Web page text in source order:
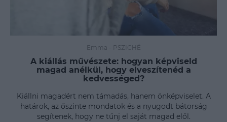
Emma - PSZICHÉ
A kiállás művészete: hogyan képviseld
magad anélkül, hogy elveszítenéd a
kedvességed?
Kiállni magadért nem támadás, hanem önképviselet. A
határok, az őszinte mondatok és a nyugodt bátorság
segítenek, hogy ne tűnj el saját magad elől.